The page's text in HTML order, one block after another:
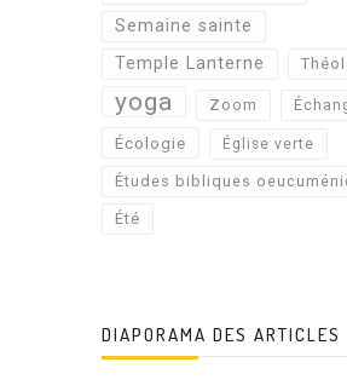
Semaine sainte
Temple Lanterne
yoga Zoom
Écologie Église verte
Études bibliques
Été
DIAPORAMA DES ARTICLES